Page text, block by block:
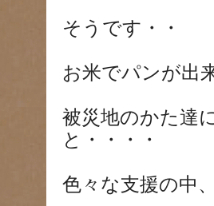
そうです・・
お米でパンが出
被災地のかた達
と・・・・
色々な支援の中